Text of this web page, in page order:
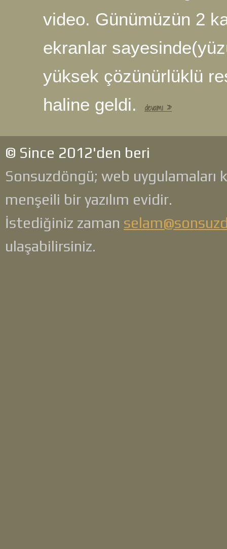
video. Günümüzün 2
ekranlar
yüksek çözünürlüklü
haline geldi.
devamı »
© Since 2012'den beri
Sonsuzdöngü; web uygulamaları
menşeili bir yazılım evidir.
İstediğiniz zaman
ulaşabilirsiniz.